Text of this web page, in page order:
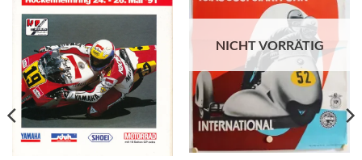
NICHT VORRÄTIG